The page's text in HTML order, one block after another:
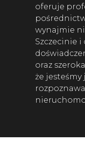
oferuje
wynajmie
Szczecinie i
oraz
że